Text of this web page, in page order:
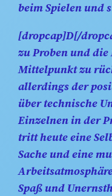
beim Spielen und
[dropcap]D[/
zu Proben und
Mittelpunkt zu
allerdings der
über technische
Einzelnen in der
tritt heute eine
Sache und eine
Spaß und